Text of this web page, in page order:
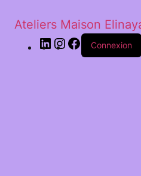
Ateliers Maison
Connexion